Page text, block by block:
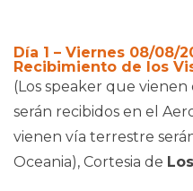
Día 1 – Viernes 08/08/
Recibimiento de los
(Los speaker que vienen
serán recibidos en el
vienen vía terrestre
Oceania), Cortesia de